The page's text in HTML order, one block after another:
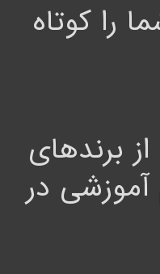
را کوتاه
برندهای
آموزشی در